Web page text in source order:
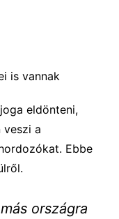
is vannak
eldönteni,
veszi a
Ebbe
országra